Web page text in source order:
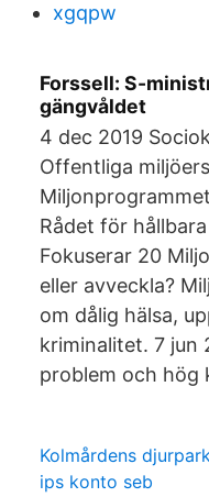
xgqpw
Forssell: S-
gängvåldet
4 dec 2019
Offentliga
Rådet för
Fokuserar 20
eller avveckla?
om dålig hälsa,
kriminalitet. 7 jun
problem och hög
Kolmårdens
ips konto seb